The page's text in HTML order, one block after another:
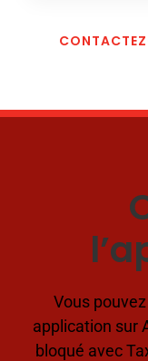
Vous
application sur
bloqué avec